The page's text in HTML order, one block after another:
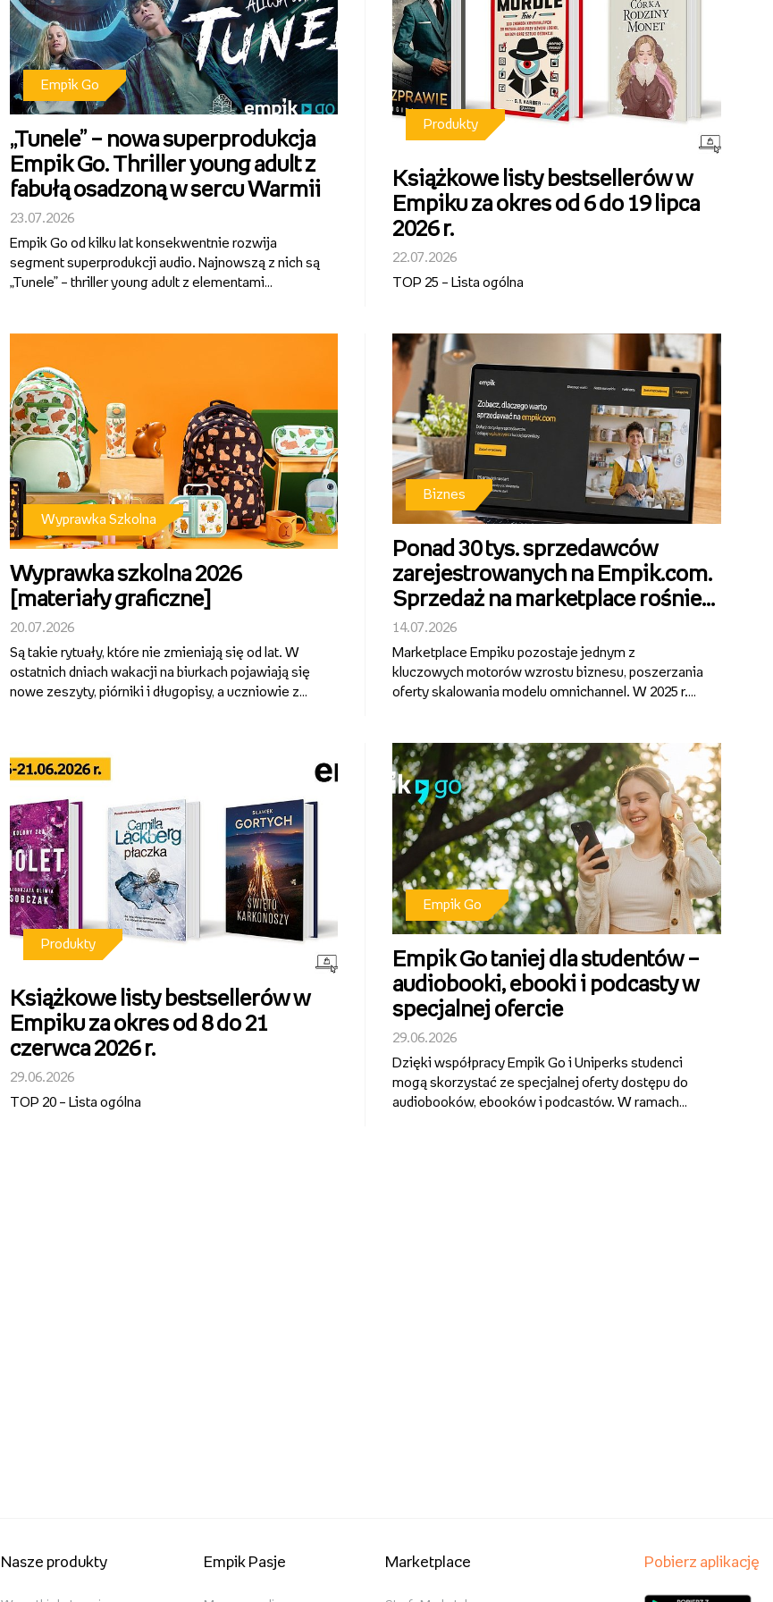
Empik Go
„Tunele” – nowa superprodukcja
Empik Go. Thriller young adult z
fabułą osadzoną w sercu Warmii
23.07.2026
Empik Go od kilku lat konsekwentnie rozwija
segment superprodukcji audio. Najnowszą z nich są
„Tunele” – thriller young adult z elementami
Produkty
Książkowe listy bestsellerów w
Empiku za okres od 6 do 19 lipca
2026 r.
22.07.2026
TOP 25 – Lista ogólna
Wyprawka Szkolna
Wyprawka szkolna 2026
[materiały graficzne]
20.07.2026
Są takie rytuały, które nie zmieniają się od lat. W
ostatnich dniach wakacji na biurkach pojawiają się
nowe zeszyty, piórniki i długopisy, a uczniowie z
Biznes
Ponad 30 tys. sprzedawców
zarejestrowanych na Empik.com.
Sprzedaż na marketplace rośnie
ponad 40 proc. r/r.
14.07.2026
Marketplace Empiku pozostaje jednym z
kluczowych motorów wzrostu biznesu, poszerzania
oferty skalowania modelu omnichannel. W 2025 r.
najszybciej rosnącą częścią działalności Gru...
Produkty
Książkowe listy bestsellerów w
Empiku za okres od 8 do 21
czerwca 2026 r.
29.06.2026
TOP 20 – Lista ogólna
Empik Go
Empik Go taniej dla studentów –
audiobooki, ebooki i podcasty w
specjalnej ofercie
29.06.2026
Dzięki współpracy Empik Go i Uniperks studenci
mogą skorzystać ze specjalnej oferty dostępu do
audiobooków, ebooków i podcastów. W ramach
Nasze produkty Empik Pasje Marketplace Pobierz aplikację